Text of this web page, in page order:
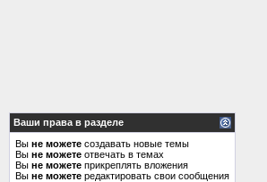
Ваши права в разделе
Вы не можете создавать новые темы
Вы не можете отвечать в темах
Вы не можете прикреплять вложения
Вы не можете редактировать свои сообщения